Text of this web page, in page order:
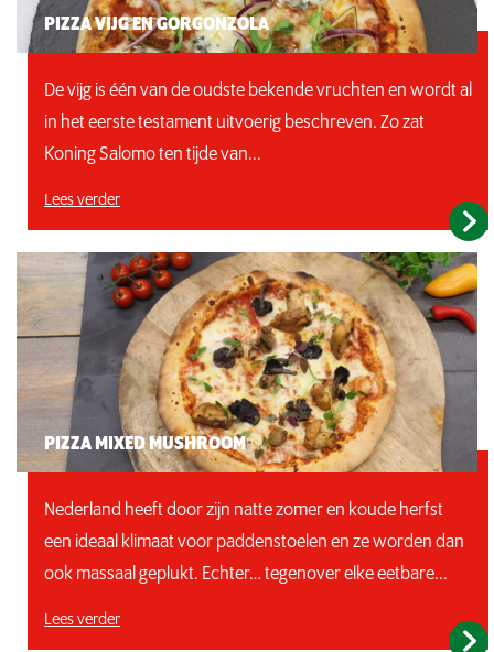
PIZZA VIJG EN GORGONZOLA
De vijg is één van de oudste bekende vruchten en wordt al
in het eerste testament uitvoerig beschreven. Zo zat
Koning Salomo ten tijde van...
Lees verder
PIZZA MIXED MUSHROOM
Nederland heeft door zijn natte zomer en koude herfst
een ideaal klimaat voor paddenstoelen en ze worden dan
ook massaal geplukt. Echter… tegenover elke eetbare...
Lees verder